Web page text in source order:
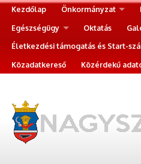
Kezdőlap Önkormányzat
Egészségügy
Oktatás
Életkezdési támogatás és Start-
Közadatkereső
Közérdekű